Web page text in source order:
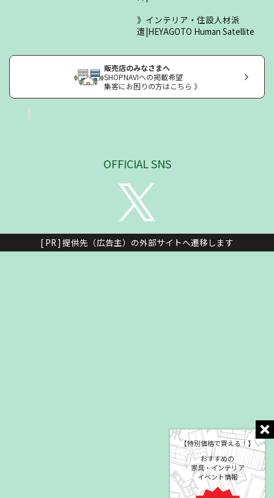
【特別価格で買える！】
おすすめの
家具・インテリア
イベント情報
インテリア・住設人材派
遣|HEYAGOTO Human Satellite
販売店のみなさまへ
SHOPNAVIへの掲載希望
集客にお困りの方はこちら 》
OFFICIAL SNS
[ PR ] 提供先（広告主）の外部サイトへ遷移します